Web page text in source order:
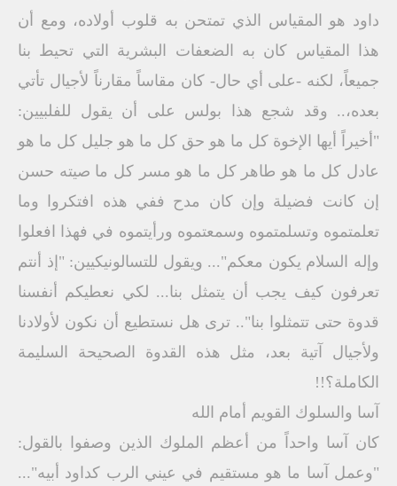
داود هو المقياس الذي تمتحن به قلوب أولاده، ومع أن
هذا المقياس كان به الضعفات البشرية التي تحيط بنا
جميعاً، لكنه -على أي حال- كان مقاساً مقارناً لأجيال تأتي
بعده،.. وقد شجع هذا بولس على أن يقول للفلبيين:
"أخيراً أيها الإخوة كل ما هو حق كل ما هو جليل كل ما هو
عادل كل ما هو طاهر كل ما هو مسر كل ما صيته حسن
إن كانت فضيلة وإن كان مدح ففي هذه افتكروا وما
تعلمتموه وتسلمتموه وسمعتموه ورأيتموه في فهذا افعلوا
وإله السلام يكون معكم"... ويقول للتسالونيكيين: "إذ أنتم
تعرفون كيف يجب أن يتمثل بنا... لكي نعطيكم أنفسنا
قدوة حتى تتمثلوا بنا".. ترى هل نستطيع أن نكون لأولادنا
ولأجيال آتية بعد، مثل هذه القدوة الصحيحة السليمة
الكاملة؟!!
آسا والسلوك القويم أمام الله
كان آسا واحداً من أعظم الملوك الذين وصفوا بالقول:
"وعمل آسا ما هو مستقيم في عيني الرب كداود أبيه"...